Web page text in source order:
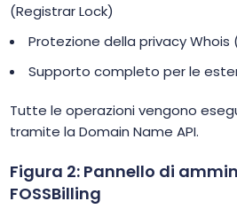
(Registrar Lock)
Protezione della privacy Whois
Supporto completo per le
Tutte le operazioni vengono
tramite la Domain Name API.
Figura 2: Pannello di
FOSSBilling